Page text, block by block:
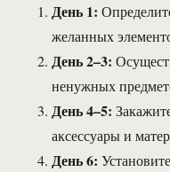
День 1:
желанных
День 2–3:
ненужных
День 4–5:
аксессуары и
День 6: